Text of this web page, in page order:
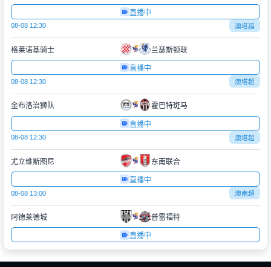
直播中
08-08 12:30 澳塔超
格莱诺基骑士 兰瑟斯顿联
直播中
08-08 12:30 澳塔超
金布洛治狮队 霍巴特斑马
直播中
08-08 12:30 澳塔超
尤立维斯图尼 东南联合
直播中
08-08 13:00 澳南超
阿德莱德城 普雷福特
直播中